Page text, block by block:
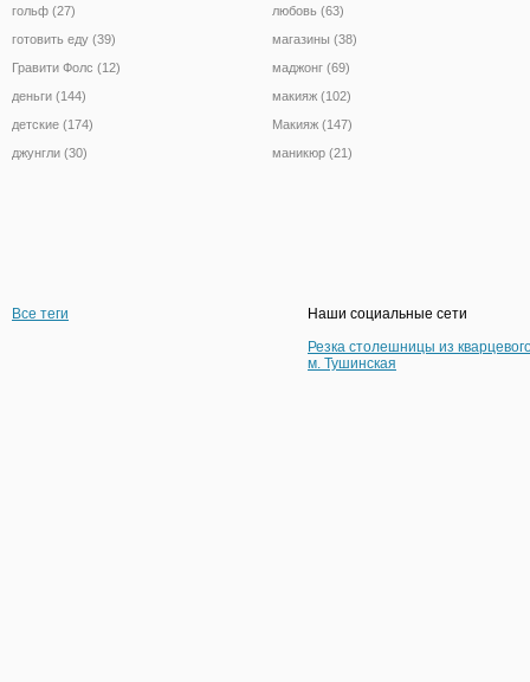
гольф (27)
готовить еду (39)
Гравити Фолс (12)
деньги (144)
детские (174)
джунгли (30)
любовь (63)
магазины (38)
маджонг (69)
макияж (102)
Макияж (147)
маникюр (21)
Все теги
Наши социальные сети
Резка столешницы из
м. Тушинская